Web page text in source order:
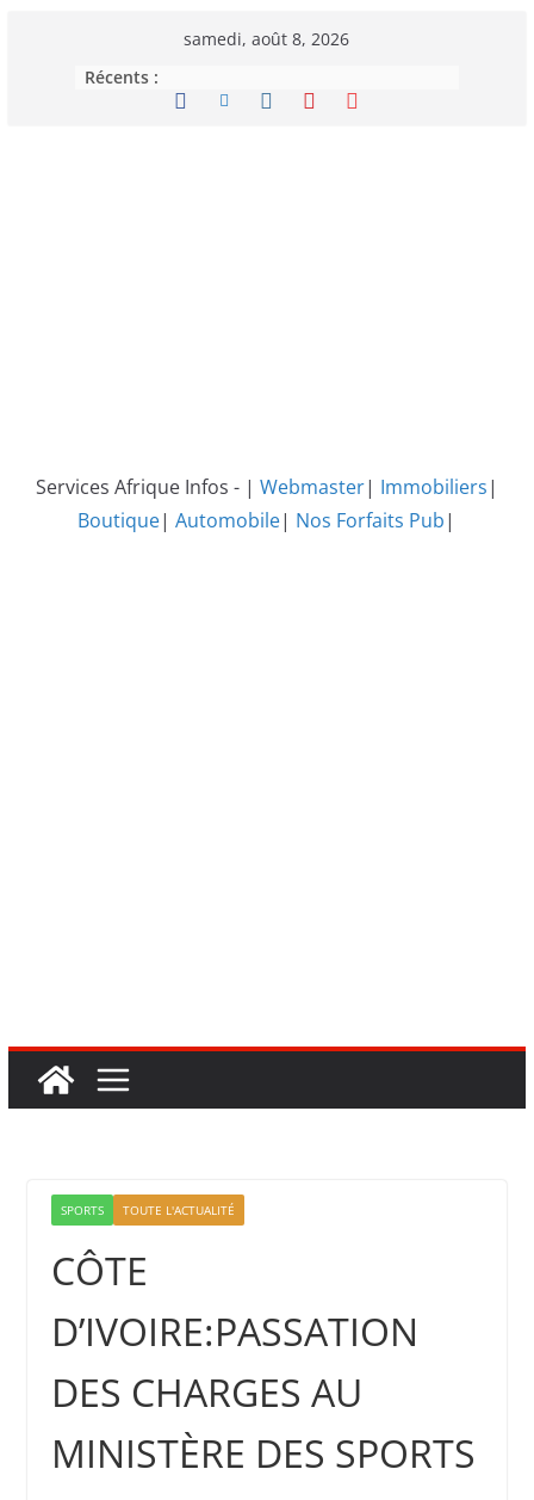
samedi, août 8, 2026
Récents :
Services Afrique Infos - | Webmaster| Immobiliers|
Boutique|Automobile| Nos Forfaits Pub|
SPORTS TOUTE L'ACTUALITÉ
CÔTE
D’IVOIRE:PASSATION
DES CHARGES AU
MINISTÈRE DES SPORTS